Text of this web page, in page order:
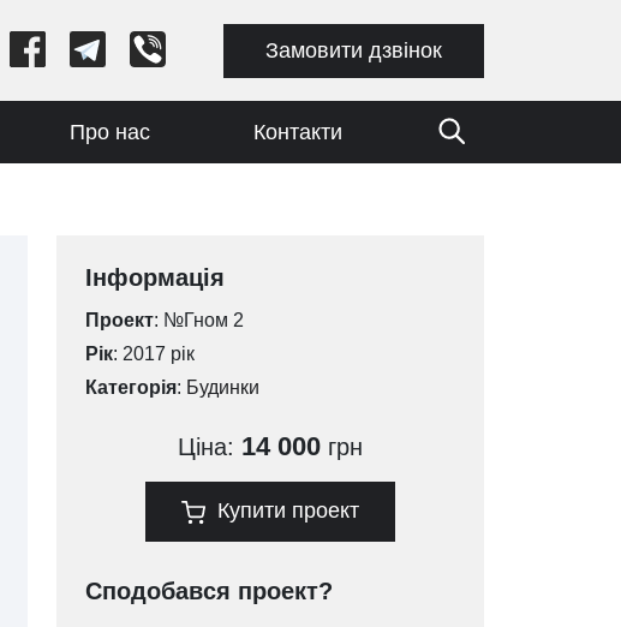
Замовити дзвінок
Про нас Контакти
Інформація
Проект: №Гном 2
Рік: 2017 рік
Категорія: Будинки
Ціна: 14 000 грн
Купити проект
Сподобався проект?